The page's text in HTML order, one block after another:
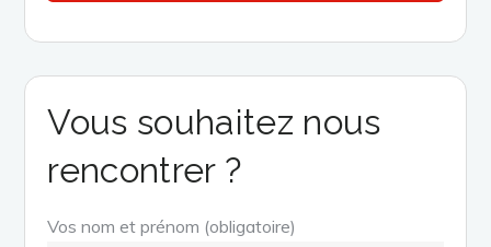
Vous souhaitez nous
rencontrer ?
Vos nom et prénom (obligatoire)